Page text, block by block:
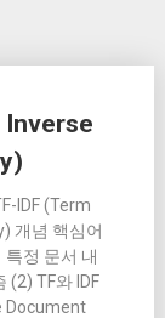
Inverse
IDF (Term
개념 핵심어
정 문서 내
(2) TF와 IDF
Document